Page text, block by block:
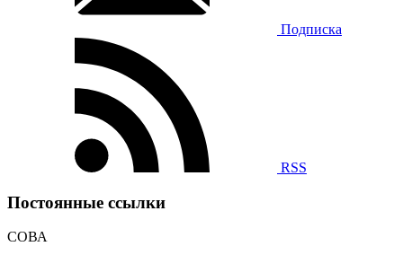
Подписка
RSS
Постоянные ссылки
СОВА